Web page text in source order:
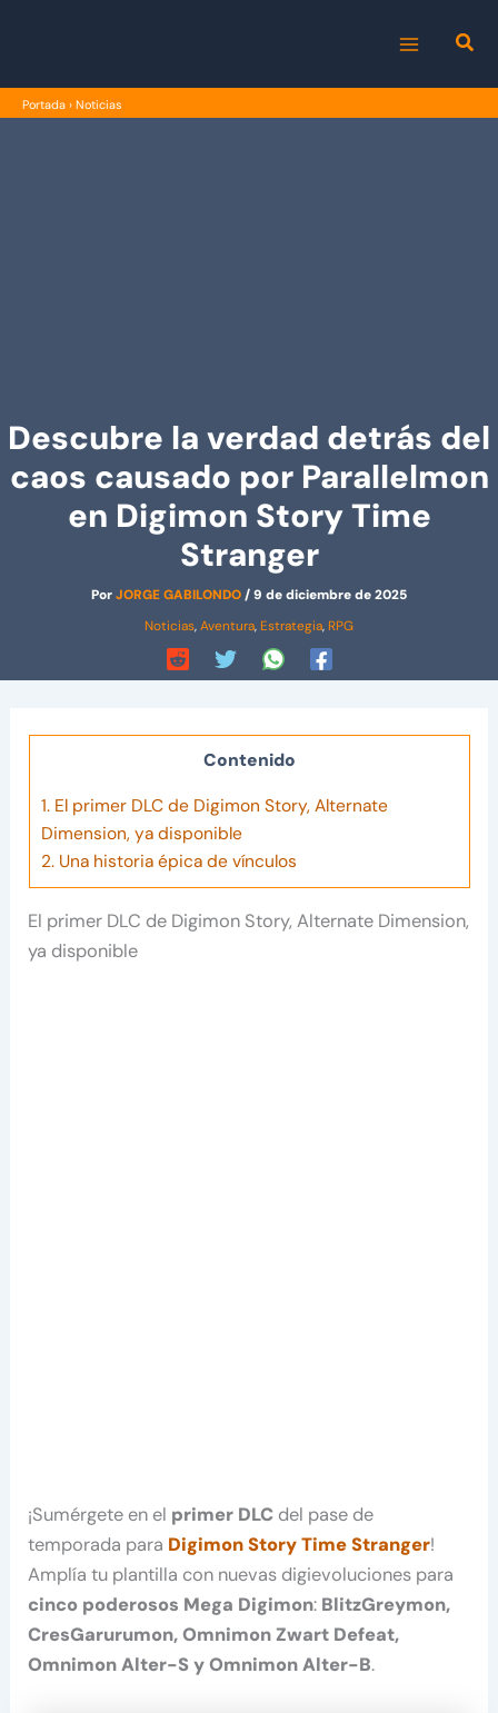
MENU
Portada › Noticias
Descubre la verdad detrás del
caos causado por Parallelmon
en Digimon Story Time
Stranger
PorJORGE GABILONDO/9 de diciembre de 2025
Noticias,Aventura, Estrategia, RPG
Contenido
1.El primer DLC de Digimon Story, Alternate
Dimension, ya disponible
2.Una historia épica de vínculos
El primer DLC de Digimon Story, Alternate Dimension,
ya disponible
¡Sumérgete en el primer DLC del pase de
temporada para Digimon Story Time Stranger!
Amplía tu plantilla con nuevas digievoluciones para
cinco poderosos Mega Digimon: BlitzGreymon,
CresGarurumon, Omnimon Zwart Defeat,
Omnimon Alter-S y Omnimon Alter-B.